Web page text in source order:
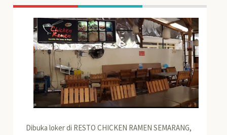
Dibuka loker di RESTO CHICKEN RAMEN SEMARANG,